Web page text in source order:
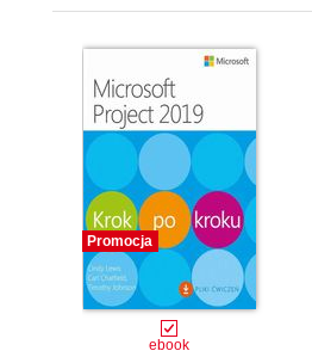
Promocja
ebook